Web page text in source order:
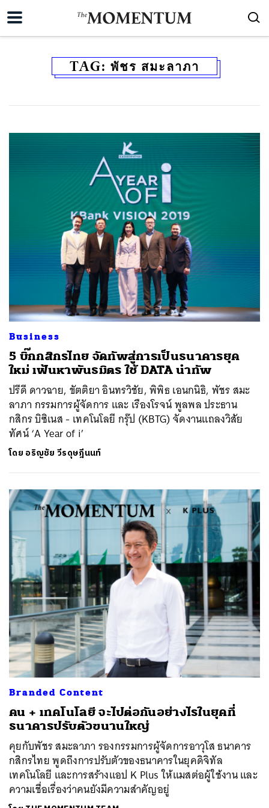
TAG: พัชร สมะลาภา
Business
5 บิ๊กกสิกรไทย จัดทัพสู่การเป็นธนาคารยุค
ใหม่ เฟ้นหาพันธมิตร ใช้ DATA นำทัพ
ปรีดี ดาวฉาย, ขัตติยา อินทรวิชัย, พิพิธ เอนกนิธิ, พัชร สมะ
ลาภา กรรมการผู้จัดการ และ เรืองโรจน์ พูลพล ประธาน
กสิกร บิซิเนส - เทคโนโลยี กรุ๊ป (KBTG) จัดงานแถลงวิสัย
ทัศน์ ‘A Year of i’
โดย อริญชัย วีรดุษฎีนนท์
Branded Content
คน + เทคโนโลยี จะไปต่อกันอย่างไรในยุคที่
ธนาคารปรับตัวขนานใหญ่
คุยกับพัชร สมะลาภา รองกรรมการผู้จัดการอาวุโส ธนาคาร
กสิกรไทย พูดถึงการปรับตัวของธนาคารในยุคดิจิทัล
เทคโนโลยี และการสร้างแอป K Plus ให้แมสต่อผู้ใช้งาน และ
ความเชื่อเรื่องว่าคนยังมีความสำคัญอยู่
ค้นหา
SHARE TWEET LINE EMAIL